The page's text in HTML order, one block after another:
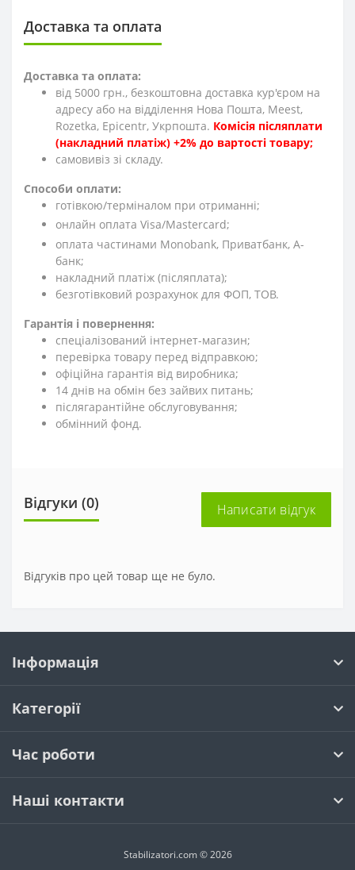
Доставка та оплата
Доставка та оплата:
від 5000 грн., безкоштовна доставка кур'єром на
адресу або на відділення Нова Пошта, Meest,
Rozetka, Epicentr, Укрпошта. Комісія післяплати
(накладний платіж) +2% до вартості товару;
cамовивіз зі складу.
Способи оплати:
готівкою/терміналом при отриманні;
онлайн оплата Visa/Mastercard;
оплата частинами Monobank, Приватбанк, А-
банк;
накладний платіж (післяплата);
безготівковий розрахунок для ФОП, ТОВ.
Гарантія і повернення:
спеціалізований інтернет-магазин;
перевірка товару перед відправкою;
офіційна гарантія від виробника;
14 днів на обмін без зайвих питань;
післягарантійне обслуговування;
обмінний фонд.
Відгуки (0) Написати відгук
Відгуків про цей товар ще не було.
Інформація
Категорії
Час роботи
Наші контакти
Stabilizatori.com © 2026